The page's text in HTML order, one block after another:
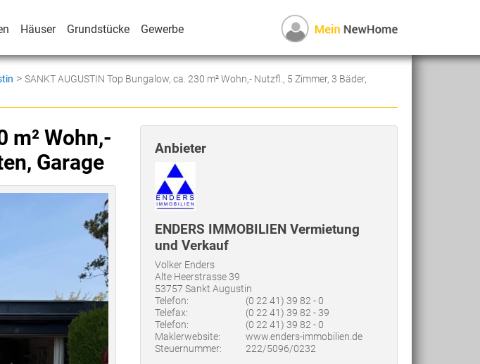
Häuser Grundstücke Gewerbe
> SANKT AUGUSTIN Top Bungalow, ca. 230 m² Wohn,- Nutzfl., 5 Zimmer, 3 Bäder,
m² Wohn,-
Garage
Anbieter
ENDERS IMMOBILIEN Vermietung
und Verkauf
Volker Enders
Alte Heerstrasse 39
53757 Sankt Augustin
Telefon:
(0 22 41) 39 82 - 0
Telefax:
(0 22 41) 39 82 - 39
Telefon:
(0 22 41) 39 82 - 0
Maklerwebsite:
www.enders-immobilien.de
Steuernummer:
222/5096/0232